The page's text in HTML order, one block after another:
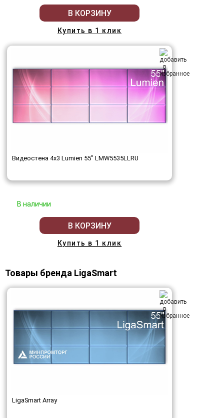
В КОРЗИНУ
Купить в 1 клик
Видеостена 4x3 Lumien 55" LMW5535LLRU
В наличии
В КОРЗИНУ
Купить в 1 клик
Товары бренда LigaSmart
LigaSmart Array